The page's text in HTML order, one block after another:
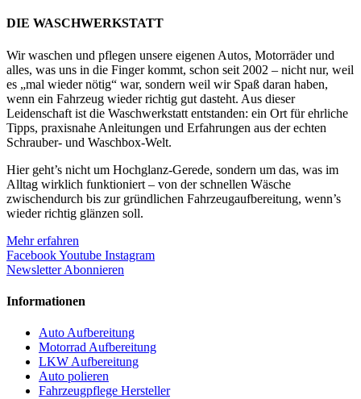
DIE WASCHWERKSTATT
Wir waschen und pflegen unsere eigenen Autos, Motorräder und
alles, was uns in die Finger kommt, schon seit 2002 – nicht nur, weil
es „mal wieder nötig“ war, sondern weil wir Spaß daran haben,
wenn ein Fahrzeug wieder richtig gut dasteht. Aus dieser
Leidenschaft ist die Waschwerkstatt entstanden: ein Ort für ehrliche
Tipps, praxisnahe Anleitungen und Erfahrungen aus der echten
Schrauber- und Waschbox-Welt.
Hier geht’s nicht um Hochglanz-Gerede, sondern um das, was im
Alltag wirklich funktioniert – von der schnellen Wäsche
zwischendurch bis zur gründlichen Fahrzeugaufbereitung, wenn’s
wieder richtig glänzen soll.
Mehr erfahren
FacebookYoutube Instagram
Newsletter Abonnieren
Informationen
Auto Aufbereitung
Motorrad Aufbereitung
LKW Aufbereitung
Auto polieren
Fahrzeugpflege Hersteller